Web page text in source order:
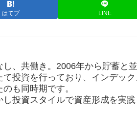
はてブ LINE
、共働き。2006年から貯蓄と
て投資を行っており、インデッ
も同時期です。
投資スタイルで資産形成を実践